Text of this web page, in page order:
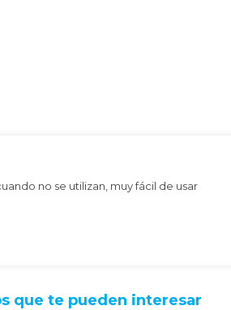
no se utilizan, muy fácil de usar
que te pueden interesar